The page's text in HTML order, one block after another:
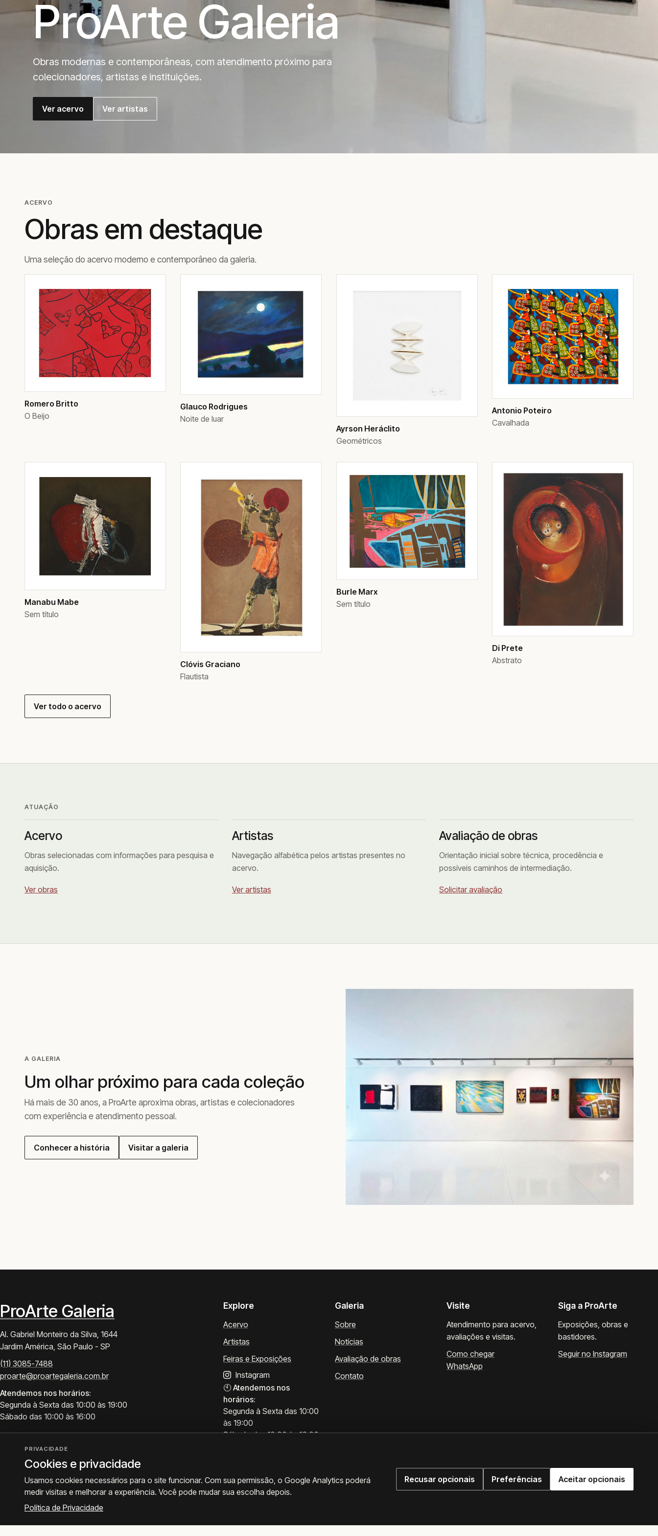
ProArte Galeria
Obras modernas e contemporâneas, com atendimento próximo para
colecionadores, artistas e instituições.
Ver acervo Ver artistas
ACERVO
Obras em destaque
Uma seleção do acervo moderno e contemporâneo da galeria.
Romero Britto
O Beijo
Glauco Rodrigues
Noite de luar
Ayrson Heráclito
Geométricos
Antonio Poteiro
Cavalhada
Manabu Mabe
Sem título
Clóvis Graciano
Flautista
Burle Marx
Sem título
Di Prete
Abstrato
Ver todo o acervo
ATUAÇÃO
Acervo
Obras selecionadas com informações para pesquisa e
aquisição.
Ver obras
Artistas
Navegação alfabética pelos artistas presentes no
acervo.
Ver artistas
Avaliação de obras
Orientação inicial sobre técnica, procedência e
possíveis caminhos de intermediação.
Solicitar avaliação
A GALERIA
Um olhar próximo para cada coleção
Há mais de 30 anos, a ProArte aproxima obras, artistas e colecionadores
com experiência e atendimento pessoal.
Conhecer a história Visitar a galeria
ProArte Galeria
Al. Gabriel Monteiro da Silva, 1644
Jardim América, São Paulo - SP
(11) 3085-7488
proarte@proartegaleria.com.br
Atendemos nos horários:
Segunda à Sexta das 10:00 às 19:00
Sábado das 10:00 às 16:00
Explore
Acervo
Artistas
Feiras e Exposições
Instagram
🕙 Atendemos nos
horários:
Segunda à Sexta das 10:00
às 19:00
Sábado das 10:00 às 16:00
Galeria
Sobre
Notícias
Avaliação de obras
Contato
Visite
Atendimento para acervo,
avaliações e visitas.
Como chegar
WhatsApp
Siga a ProArte
Exposições, obras e
bastidores.
Seguir no Instagram
© 2026 ProArte Galeria -Desenvolvido por Curavium
PRIVACIDADE
Cookies e privacidade
Usamos cookies necessários para o site funcionar. Com sua permissão, o Google Analytics poderá
medir visitas e melhorar a experiência. Você pode mudar sua escolha depois.
Política de Privacidade
Recusar opcionais Preferências Aceitar opcionais